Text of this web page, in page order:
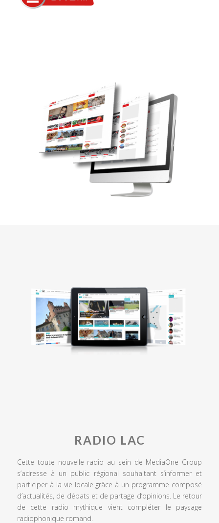
RADIO LAC
Cette toute nouvelle radio au sein de MediaOne Group
s’adresse à un public régional souhaitant s’informer et
participer à la vie locale grâce à un programme composé
d’actualités, de débats et de partage d’opinions. Le retour
de cette radio mythique vient compléter le paysage
radiophonique romand.